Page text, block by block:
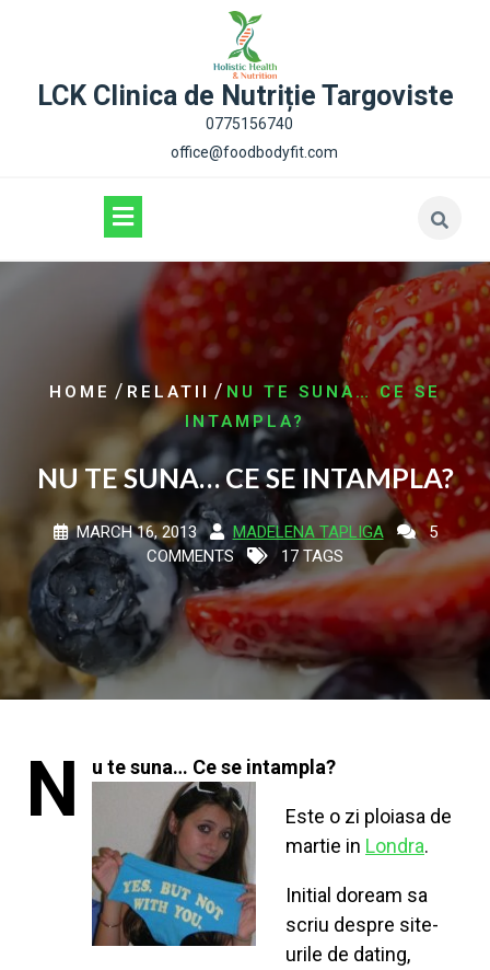
LCK Clinica de Nutriție Targoviste
0775156740
office@foodbodyfit.com
HOME / RELATII / NU TE SUNA… CE SE
INTAMPLA?
NU TE SUNA… CE SE INTAMPLA?
MARCH 16, 2013 MADELENA TAPLIGA
5
COMMENTS
17 TAGS
N u te suna… Ce se intampla?
Este o zi ploiasa de
martie in Londra.
Initial doream sa
scriu despre site-
urile de dating,